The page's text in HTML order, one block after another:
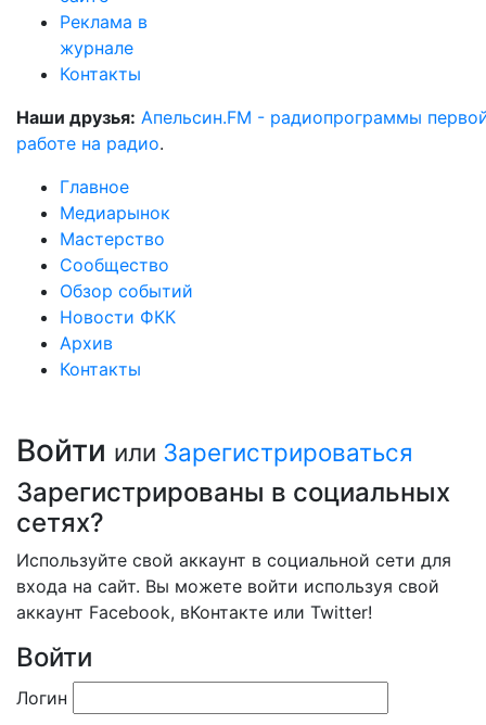
Реклама в
журнале
Контакты
Наши друзья: Апельсин.FM - радиопрограммы
работе на радио.
Главное
Медиарынок
Мастерство
Сообщество
Обзор событий
Новости ФКК
Архив
Контакты
Войти или Зарегистрироваться
Зарегистрированы в социальных
сетях?
Используйте свой аккаунт в социальной сети для
входа на сайт. Вы можете войти используя свой
аккаунт Facebook, вКонтакте или Twitter!
Войти
Логин